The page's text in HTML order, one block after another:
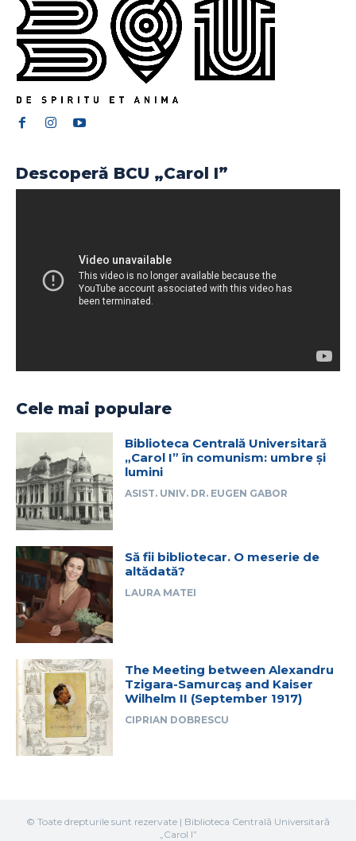
Descoperă BCU „Carol I”
Cele mai populare
Biblioteca Centrală Universitară
„Carol I” în comunism: umbre și
lumini
ASIST. UNIV. DR. EUGEN GABOR
Să fii bibliotecar. O meserie de
altădată?
LAURA MATEI
The Meeting between Alexandru
Tzigara-Samurcaş and Kaiser
Wilhelm II (September 1917)
CIPRIAN DOBRESCU
© Toate drepturile sunt rezervate | Biblioteca Centrală Universitară
„Carol I”